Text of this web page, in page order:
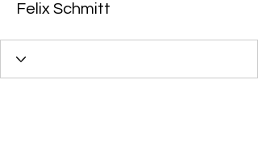
Felix Schmitt